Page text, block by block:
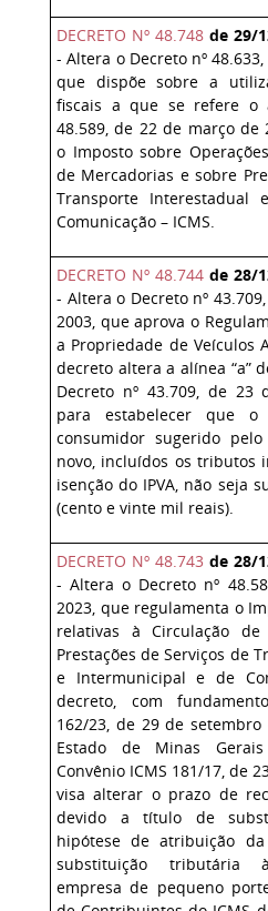
DECRETO Nº 48.748 de 29/
- Altera o Decreto nº
que dispõe sobre a
fiscais a que se refere o
48.589, de 22 de março de
o Imposto sobre
de Mercadorias e sobre
Transporte
Comunicação – ICMS.
DECRETO Nº 48.744 de 28/
- Altera o Decreto nº
2003, que aprova o
a Propriedade de Veículos
decreto altera a alínea “a”
Decreto nº 43.709, de 23
para estabelecer que
consumidor sugerido
novo, incluídos os tributos
isenção do IPVA, não seja
(cento e vinte mil reais).
DECRETO Nº 48.743 de 28/
- Altera o Decreto nº
2023, que regulamenta o
relativas à Circulação
Prestações de Serviços de
e Intermunicipal e de
decreto, com
162/23, de 29 de
Estado de Minas
Convênio ICMS 181/17, de
visa alterar o prazo de
devido a título de
hipótese de atribuição
substituição tributária
empresa de pequeno